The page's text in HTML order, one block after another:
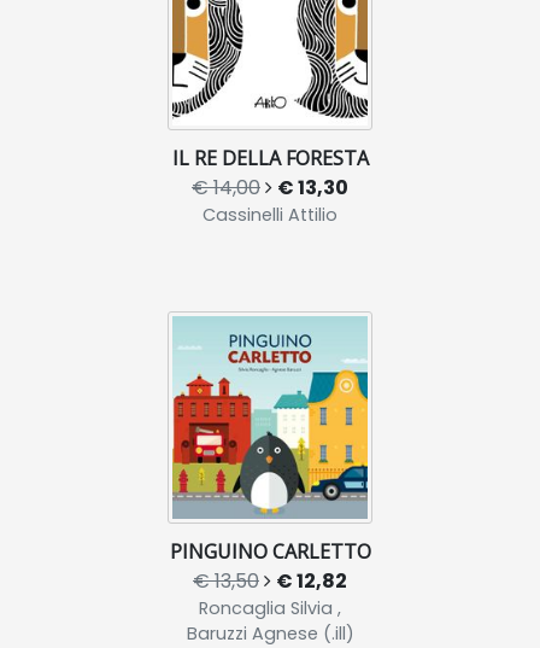
IL RE DELLA FORESTA
€ 14,00 € 13,30
Cassinelli Attilio
PINGUINO CARLETTO
€ 13,50 € 12,82
Roncaglia Silvia ,
Baruzzi Agnese (.ill)